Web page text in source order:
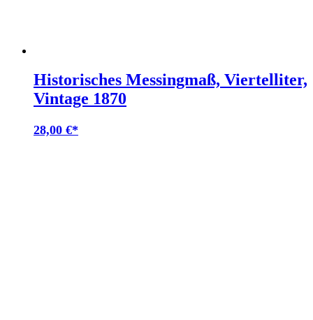
Historisches Messingmaß, Viertelliter,
Vintage 1870
28,00 €